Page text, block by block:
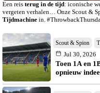
Een reis terug in de tijd: iconische
vergeten verhalen… Onze Scout &
Tijdmachine in.
Scout & Spion
Jul 30, 2026
Toen 1A en
opnieuw